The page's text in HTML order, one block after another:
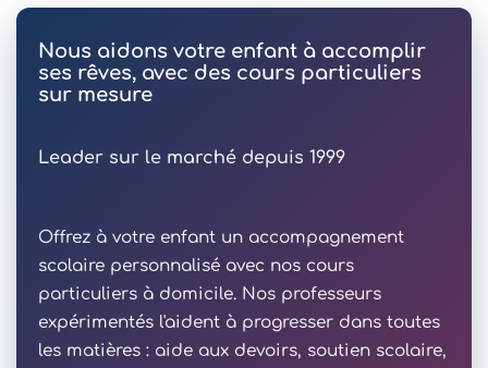
Nous aidons votre enfant à accomplir
ses rêves, avec des cours particuliers
sur mesure
Leader sur le marché depuis 1999
Offrez à votre enfant un accompagnement
scolaire personnalisé avec nos cours
particuliers à domicile. Nos professeurs
expérimentés l'aident à progresser dans toutes
les matières : aide aux devoirs, soutien scolaire,